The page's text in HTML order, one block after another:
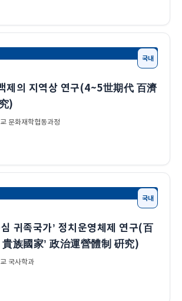
제의 지역상 연구(4~5世期代 百濟
)
문화재학협동과정
국내
귀족국가’ 정치운영체제 연구(百
貴族國家’ 政治運營體制 硏究)
국사학과
국내